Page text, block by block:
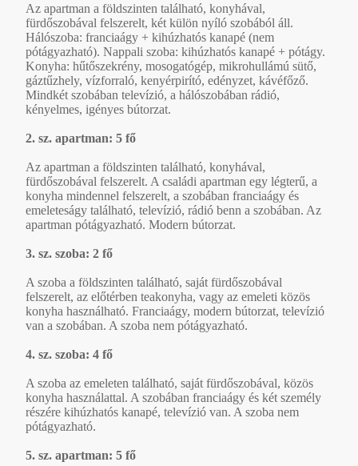
Az apartman a földszinten található, konyhával,
fürdőszobával felszerelt, két külön nyíló szobából áll.
Hálószoba: franciaágy + kihúzhatós kanapé (nem
pótágyazható). Nappali szoba: kihúzhatós kanapé + pótágy.
Konyha: hűtőszekrény, mosogatógép, mikrohullámú sütő,
gáztűzhely, vízforraló, kenyérpirító, edényzet, kávéfőző.
Mindkét szobában televízió, a hálószobában rádió,
kényelmes, igényes bútorzat.
2. sz. apartman: 5 fő
Az apartman a földszinten található, konyhával,
fürdőszobával felszerelt. A családi apartman egy légterű, a
konyha mindennel felszerelt, a szobában franciaágy és
emeleteságy található, televízió, rádió benn a szobában. Az
apartman pótágyazható. Modern bútorzat.
3. sz. szoba: 2 fő
A szoba a földszinten található, saját fürdőszobával
felszerelt, az előtérben teakonyha, vagy az emeleti közös
konyha használható. Franciaágy, modern bútorzat, televízió
van a szobában. A szoba nem pótágyazható.
4. sz. szoba: 4 fő
A szoba az emeleten található, saját fürdőszobával, közös
konyha használattal. A szobában franciaágy és két személy
részére kihúzhatós kanapé, televízió van. A szoba nem
pótágyazható.
5. sz. apartman: 5 fő